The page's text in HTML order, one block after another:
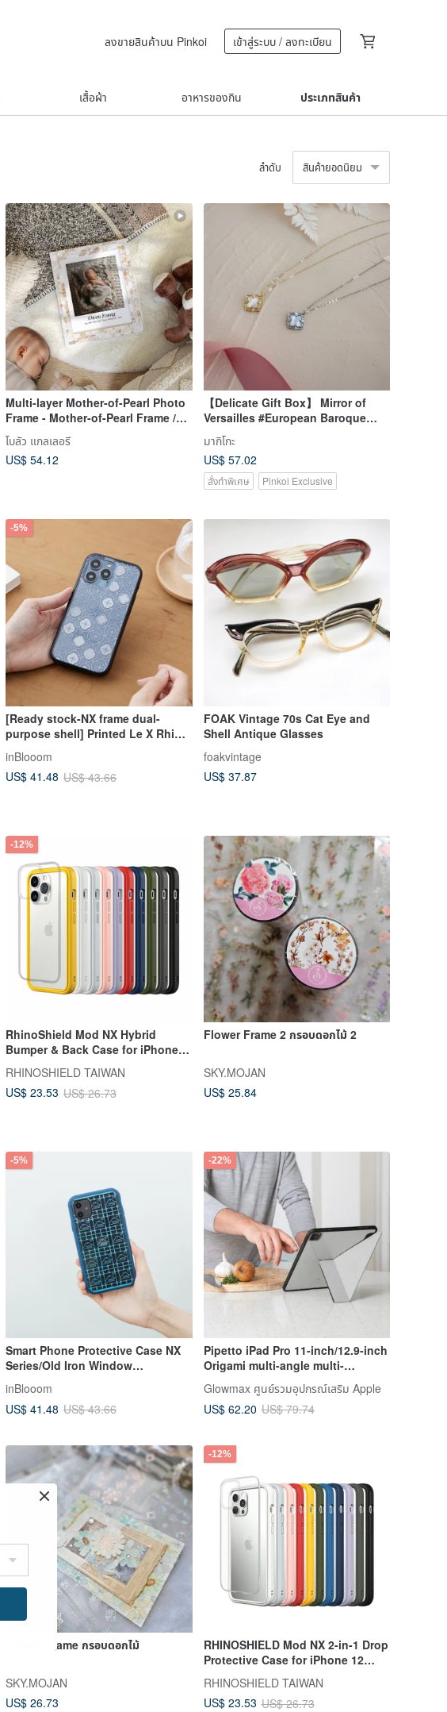
ลงขายสินค้าบน Pinkoi เข้าสู่ระบบ / ลงทะเบียน
เสื้อผ้า อาหารของกิน ประเภทสินค้า
ลำดับ สินค้ายอดนิยม
Multi-layer Mother-of-Pearl Photo
Frame - Mother-of-Pearl Frame /
Various Colors
โบลัว แกลเลอรี
US$ 54.12
【Delicate Gift Box】 Mirror of
Versailles #European Baroque
Shell
มากิโกะ
US$ 57.02
สั่งทำพิเศษ Pinkoi Exclusive
-5%
[Ready stock-NX frame dual-
purpose shell] Printed Le X Rhino
Gray White
inBlooom
US$ 41.48 US$ 43.66
FOAK Vintage 70s Cat Eye and
Shell Antique Glasses
foakvintage
US$ 37.87
-12%
RhinoShield Mod NX Hybrid
Bumper & Back Case for iPhone
13 Series
RHINOSHIELD TAIWAN
US$ 23.53 US$ 26.73
Flower Frame 2 กรอบดอกไม้ 2
SKY.MOJAN
US$ 25.84
-5%
Smart Phone Protective Case NX
Series/Old Iron Window
Frame/Mountain Fuji Blue
inBlooom
US$ 41.48 US$ 43.66
-22%
Pipetto iPad Pro 11-inch/12.9-inch
Origami multi-angle multi-
functional protective case
Glowmax ศูนย์รวมอุปกรณ์เสริม Apple
US$ 62.20 US$ 79.74
Flower Frame กรอบดอกไม้
SKY.MOJAN
US$ 26.73
-12%
RHINOSHIELD Mod NX 2-in-1 Drop
Protective Case for iPhone 12
RHINOSHIELD TAIWAN
US$ 23.53 US$ 26.73